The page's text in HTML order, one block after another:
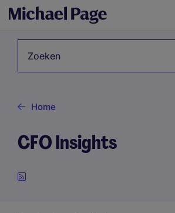
Home
CFO Insights